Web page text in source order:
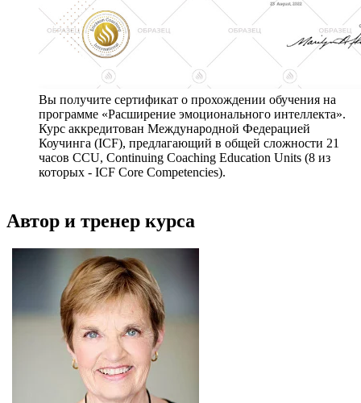
Вы получите сертификат о прохождении обучения на
программе «Расширение эмоционального интеллекта».
Курс аккредитован Международной Федерацией
Коучинга (ICF), предлагающий в общей сложности 21
часов CCU, Continuing Coaching Education Units (8 из
которых - ICF Core Competencies).
Автор и тренер курса